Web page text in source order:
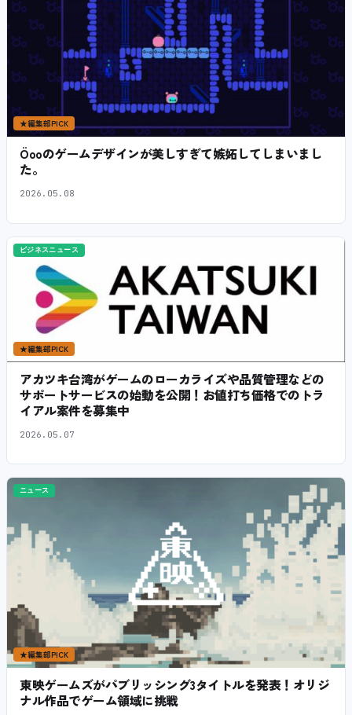
★編集部PICK
Öooのゲームデザインが美しすぎて嫉妬してしまいまし
た。
2026.05.08
ビジネスニュース
★編集部PICK
アカツキ台湾がゲームのローカライズや品質管理などの
サポートサービスの始動を公開！お値打ち価格でのトラ
イアル案件を募集中
2026.05.07
ニュース
★編集部PICK
東映ゲームズがパブリッシング3タイトルを発表！オリジ
ナル作品でゲーム領域に挑戦